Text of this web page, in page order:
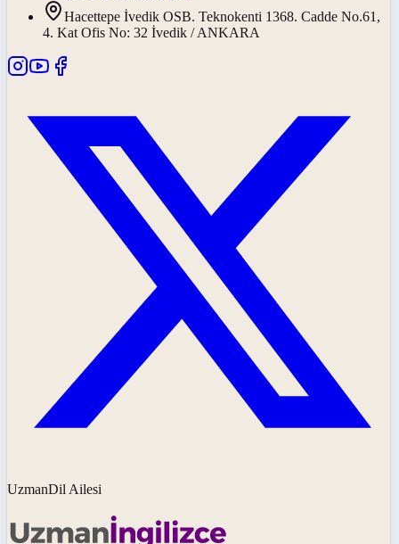
Hacettepe İvedik OSB. Teknokenti 1368. Cadde No.61,
4. Kat Ofis No: 32 İvedik / ANKARA
UzmanDil Ailesi